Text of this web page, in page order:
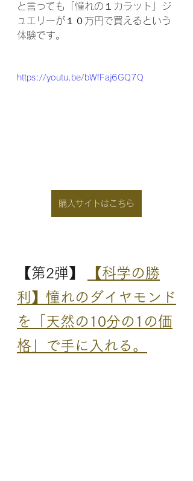
と言っても「憧れの１カラット」ジ
ュエリーが１０万円で買えるという
体験です。
https://youtu.be/bWfFaj6GQ7Q
購入サイトはこちら
【第2弾】
【科学の勝
利】憧れのダイヤモンド
を「天然の10分の1の価
格」で手に入れる。